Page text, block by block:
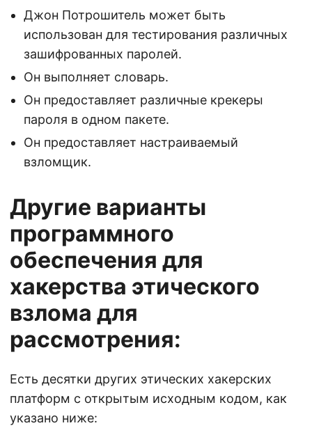
Джон Потрошитель может быть
использован для тестирования различных
зашифрованных паролей.
Он выполняет словарь.
Он предоставляет различные крекеры
пароля в одном пакете.
Он предоставляет настраиваемый
взломщик.
Другие варианты
программного
обеспечения для
хакерства этического
взлома для
рассмотрения:
Есть десятки других этических хакерских
платформ с открытым исходным кодом, как
указано ниже: